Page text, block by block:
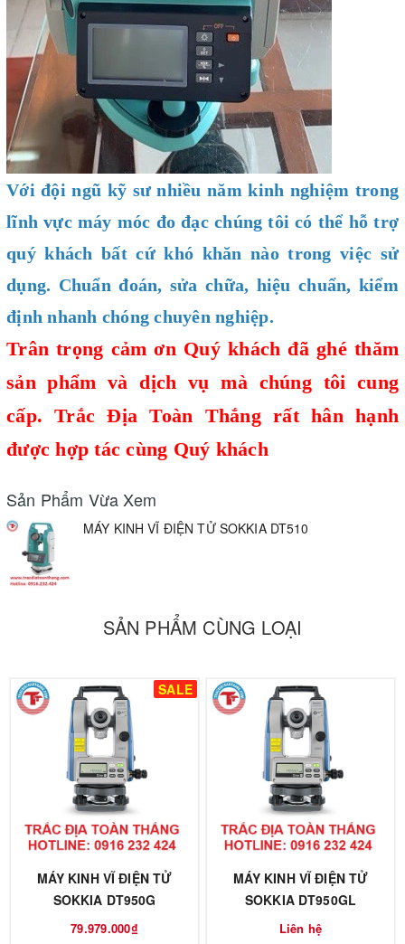
Với đội ngũ kỹ sư nhiều năm kinh nghiệm trong
lĩnh vực máy móc đo đạc chúng tôi có thể hỗ trợ
quý khách bất cứ khó khăn nào trong việc sử
dụng. Chuẩn đoán, sửa chữa, hiệu chuẩn, kiểm
định nhanh chóng chuyên nghiệp.
Trân trọng cảm ơn Quý khách đã ghé thăm
sản phẩm và dịch vụ mà chúng tôi cung
cấp.Trắc Địa Toàn Thắngrất hân hạnh
được hợp tác cùng Quý khách
Sản Phẩm Vừa Xem
MÁY KINH VĨ ĐIỆN TỬ SOKKIA DT510
SẢN PHẨM CÙNG LOẠI
SALE
MÁY KINH VĨ ĐIỆN TỬ
SOKKIA DT950G
79.979.000₫
MÁY KINH VĨ ĐIỆN TỬ
SOKKIA DT950GL
Liên hệ